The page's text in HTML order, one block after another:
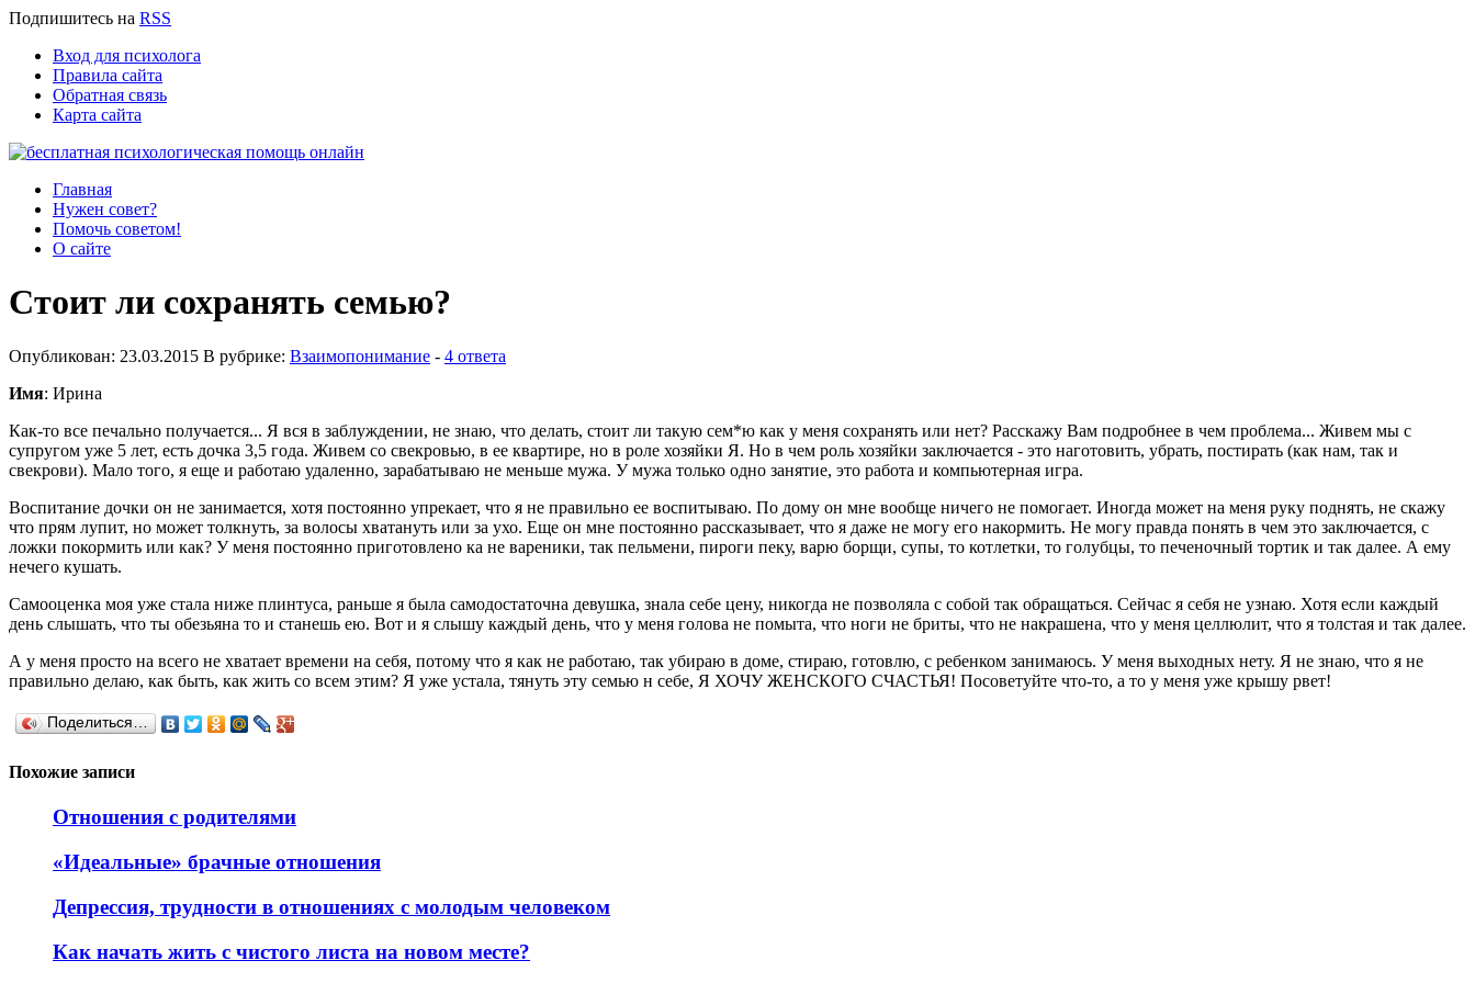
Подпишитесь на RSS
Вход для психолога
Правила сайта
Обратная связь
Карта сайта
Главная
Нужен совет?
Помочь советом!
О сайте
Стоит ли сохранять семью?
Опубликован: 23.03.2015 В рубрике: Взаимопонимание - 4 ответа
Имя: Ирина
Как-то все печально получается... Я вся в заблуждении, не знаю, что делать, стоит ли такую сем*ю как у меня сохранять или нет? Расскажу Вам подробнее в чем проблема... Живем мы с
супругом уже 5 лет, есть дочка 3,5 года. Живем со свекровью, в ее квартире, но в роле хозяйки Я. Но в чем роль хозяйки заключается - это наготовить, убрать, постирать (как нам, так и
свекрови). Мало того, я еще и работаю удаленно, зарабатываю не меньше мужа. У мужа только одно занятие, это работа и компьютерная игра.
Воспитание дочки он не занимается, хотя постоянно упрекает, что я не правильно ее воспитываю. По дому он мне вообще ничего не помогает. Иногда может на меня руку поднять, не скажу
что прям лупит, но может толкнуть, за волосы хватануть или за ухо. Еще он мне постоянно рассказывает, что я даже не могу его накормить. Не могу правда понять в чем это заключается, с
ложки покормить или как? У меня постоянно приготовлено ка не вареники, так пельмени, пироги пеку, варю борщи, супы, то котлетки, то голубцы, то печеночный тортик и так далее. А ему
нечего кушать.
Самооценка моя уже стала ниже плинтуса, раньше я была самодостаточна девушка, знала себе цену, никогда не позволяла с собой так обращаться. Сейчас я себя не узнаю. Хотя если каждый
день слышать, что ты обезьяна то и станешь ею. Вот и я слышу каждый день, что у меня голова не помыта, что ноги не бриты, что не накрашена, что у меня целлюлит, что я толстая и так далее.
А у меня просто на всего не хватает времени на себя, потому что я как не работаю, так убираю в доме, стираю, готовлю, с ребенком занимаюсь. У меня выходных нету. Я не знаю, что я не
правильно делаю, как быть, как жить со всем этим? Я уже устала, тянуть эту семью н себе, Я ХОЧУ ЖЕНСКОГО СЧАСТЬЯ! Посоветуйте что-то, а то у меня уже крышу рвет!
Поделиться…
Похожие записи
Отношения с родителями
«Идеальные» брачные отношения
Депрессия, трудности в отношениях с молодым человеком
Как начать жить с чистого листа на новом месте?